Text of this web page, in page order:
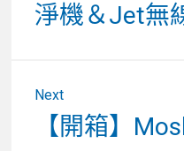
淨機＆Jet無
Next
Next
post:
【開箱】